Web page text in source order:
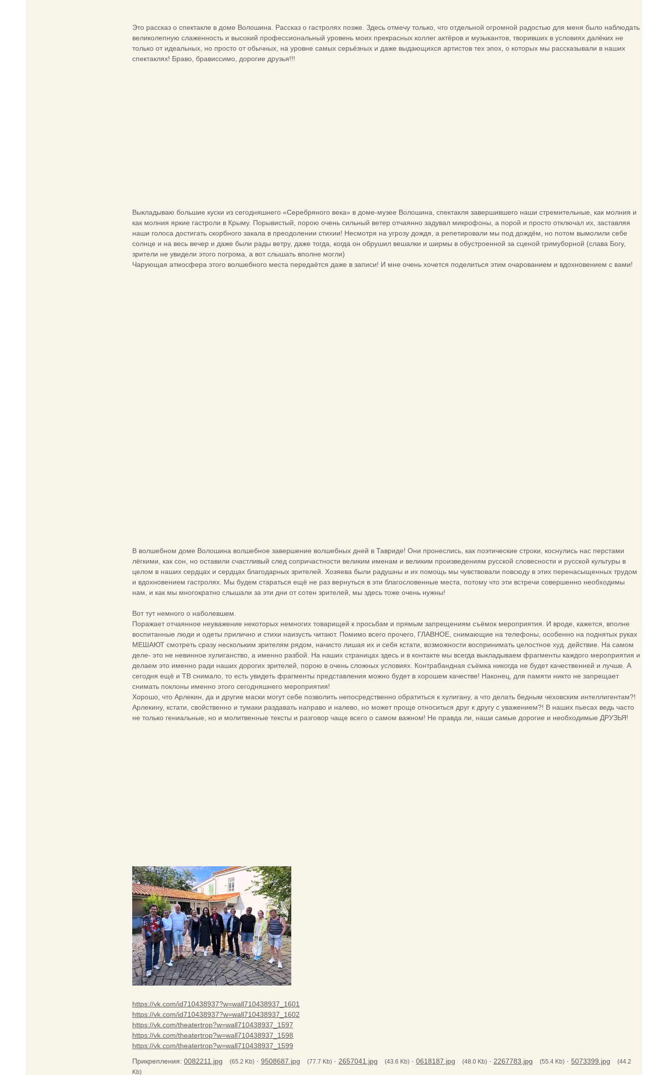
Это рассказ о спектакле в доме Волошина. Рассказ о гастролях позже. Здесь отмечу только, что отдельной огромной радостью для меня было наблюдать
великолепную слаженность и высокий профессиональный уровень моих прекрасных коллег актёров и музыкантов, творивших в условиях далёких не
только от идеальных, но просто от обычных, на уровне самых серьёзных и даже выдающихся артистов тех эпох, о которых мы рассказывали в наших
спектаклях! Браво, брависсимо, дорогие друзья!!!
Выкладываю большие куски из сегодняшнего «Серебряного века» в доме-музее Волошина, спектакля завершившего наши стремительные, как молния и
как молния яркие гастроли в Крыму. Порывистый, порою очень сильный ветер отчаянно задувал микрофоны, а порой и просто отключал их, заставляя
наши голоса достигать скорбного закала в преодолении стихии! Несмотря на угрозу дождя, а репетировали мы под дождём, но потом вымолили себе
солнце и на весь вечер и даже были рады ветру, даже тогда, когда он обрушил вешалки и ширмы в обустроенной за сценой гримуборной (слава Богу,
зрители не увидели этого погрома, а вот слышать вполне могли)
Чарующая атмосфера этого волшебного места передаётся даже в записи! И мне очень хочется поделиться этим очарованием и вдохновением с вами!
В волшебном доме Волошина волшебное завершение волшебных дней в Тавриде! Они пронеслись, как поэтические строки, коснулись нас перстами
лёгкими, как сон, но оставили счастливый след сопричастности великим именам и великим произведениям русской словесности и русской культуры в
целом в наших сердцах и сердцах благодарных зрителей. Хозяева были радушны и их помощь мы чувствовали повсюду в этих перенасыщенных трудом
и вдохновением гастролях. Мы будем стараться ещё не раз вернуться в эти благословенные места, потому что эти встречи совершенно необходимы
нам, и как мы многократно слышали за эти дни от сотен зрителей, мы здесь тоже очень нужны!
Вот тут немного о наболевшем.
Поражает отчаянное неуважение некоторых немногих товарищей к просьбам и прямым запрещениям съёмок мероприятия. И вроде, кажется, вполне
воспитанные люди и одеты прилично и стихи наизусть читают. Помимо всего прочего, ГЛАВНОЕ, снимающие на телефоны, особенно на поднятых руках
МЕШАЮТ смотреть сразу нескольким зрителям рядом, начисто лишая их и себя кстати, возможности воспринимать целостное худ. действие. На самом
деле- это не невинное хулиганство, а именно разбой. На наших страницах здесь и в контакте мы всегда выкладываем фрагменты каждого мероприятия и
делаем это именно ради наших дорогих зрителей, порою в очень сложных условиях. Контрабандная съёмка никогда не будет качественней и лучше. А
сегодня ещё и ТВ снимало, то есть увидеть фрагменты представления можно будет в хорошем качестве! Наконец, для памяти никто не запрещает
снимать поклоны именно этого сегодняшнего мероприятия!
Хорошо, что Арлекин, да и другие маски могут себе позволить непосредственно обратиться к хулигану, а что делать бедным чеховским интеллигентам?!
Арлекину, кстати, свойственно и тумаки раздавать направо и налево, но может проще относиться друг к другу с уважением?! В наших пьесах ведь часто
не только гениальные, но и молитвенные тексты и разговор чаще всего о самом важном! Не правда ли, наши самые дорогие и необходимые ДРУЗЬЯ!
https://vk.com/id710438937?w=wall710438937_1601
https://vk.com/id710438937?w=wall710438937_1602
https://vk.com/theatertrop?w=wall710438937_1597
https://vk.com/theatertrop?w=wall710438937_1598
https://vk.com/theatertrop?w=wall710438937_1599
Прикрепления: 0082211.jpg (65.2 Kb) · 9508687.jpg (77.7 Kb) · 2657041.jpg (43.6 Kb) · 0618187.jpg (48.0 Kb) · 2267783.jpg (55.4 Kb) · 5073399.jpg
(44.2
Kb)